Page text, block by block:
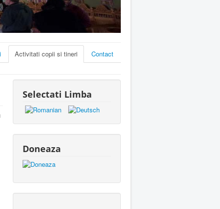
Activitati copii si tineri Contact
Selectati Limba
Doneaza